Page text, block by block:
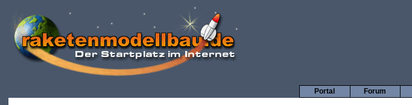
Forum
Portal